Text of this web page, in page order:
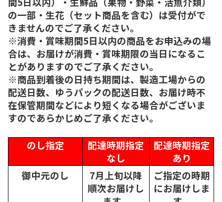
の一部・生花（セット商品を含む）は受付がで
きませんのでご了承ください。
※消費・賞味期間5日以内の商品をお申込みの場
合は、お届けが消費・賞味期限の当日になるこ
とがありますのでご了承ください。
※商品到着後の日持ち期間は、製造工場からの
配送日数、ゆうパックの配送日数、お届け時不
在保管期間などにより短くなる場合がございま
すのであらかじめご了承ください。
のし指定
配達時期指定
なし
配達時期指定
あり
御中元のし
7月上旬以降
順次お届けし
ご指定の時期
にお届けしま